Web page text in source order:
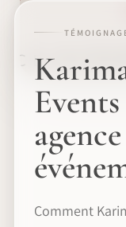
agence
Comment